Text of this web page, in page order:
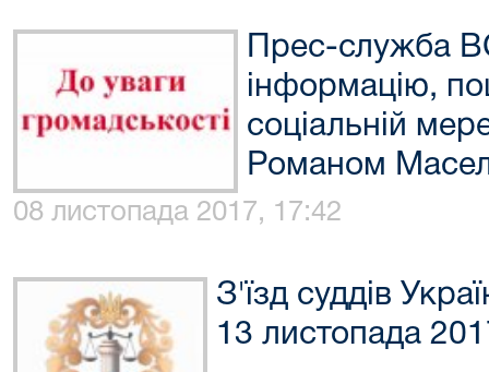
Прес-служба
інформацію,
соціальній
Романом
08 листопада 2017, 17:42
З'їзд суддів
13 листопада